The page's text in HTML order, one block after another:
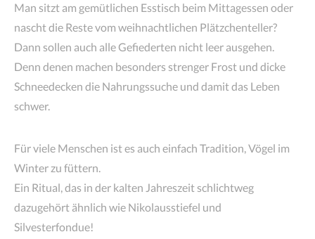
Man sitzt am gemütlichen Esstisch beim Mittagessen oder
nascht die Reste vom weihnachtlichen Plätzchenteller?
Dann sollen auch alle Gefiederten nicht leer ausgehen.
Denn denen machen besonders strenger Frost und dicke
Schneedecken die Nahrungssuche und damit das Leben
schwer.
Für viele Menschen ist es auch einfach Tradition, Vögel im
Winter zu füttern.
Ein Ritual, das in der kalten Jahreszeit schlichtweg
dazugehört ähnlich wie Nikolausstiefel und
Silvesterfondue!